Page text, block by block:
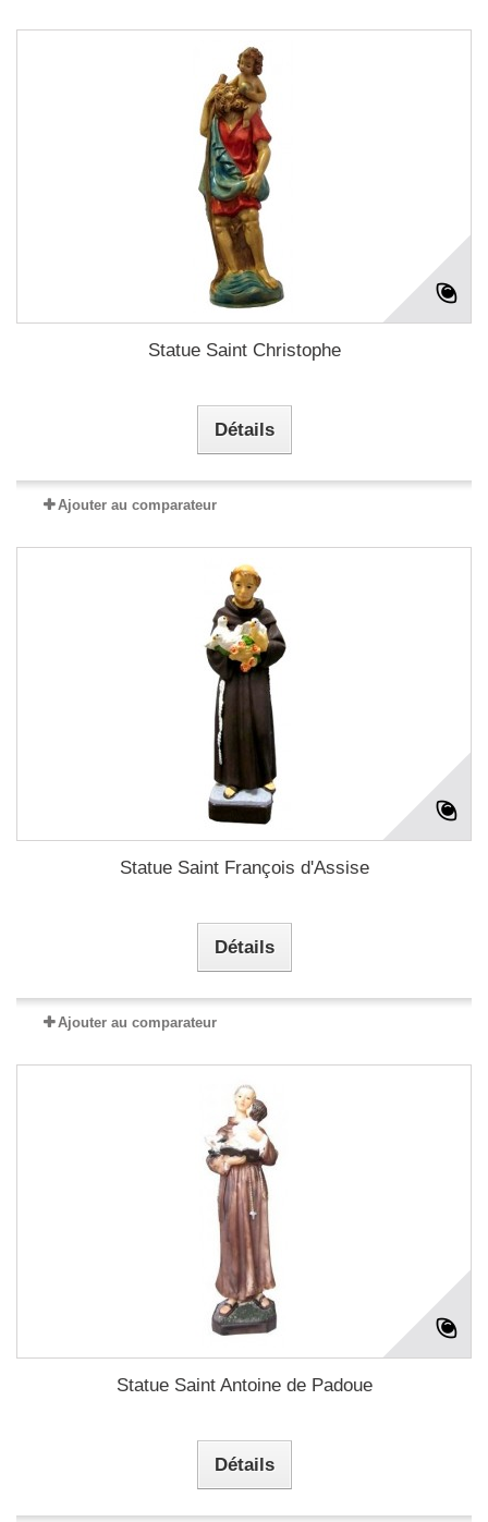
Statue Saint Christophe
Détails
Ajouter au comparateur
Statue Saint François d'Assise
Détails
Ajouter au comparateur
Statue Saint Antoine de Padoue
Détails